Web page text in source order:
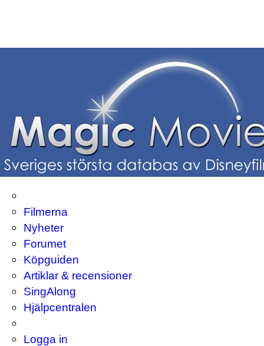
Filmerna
Nyheter
Forumet
Köpguiden
Artiklar & recensioner
SingAlong
Hjälpcentralen
Logga in